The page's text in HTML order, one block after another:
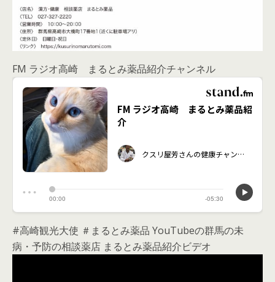
FM ラジオ高崎 まるとみ薬品紹介チャンネル
#高崎観光大使 ＃まるとみ薬品 YouTubeの群馬の未
病・予防の相談薬店 まるとみ薬品紹介ビデオ